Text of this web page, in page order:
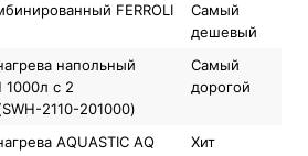
FERROLI
Самый
дешевый
напольный
1000л с 2
2110-201000)
Самый
дорогой
AQUASTIC AQ
Хит